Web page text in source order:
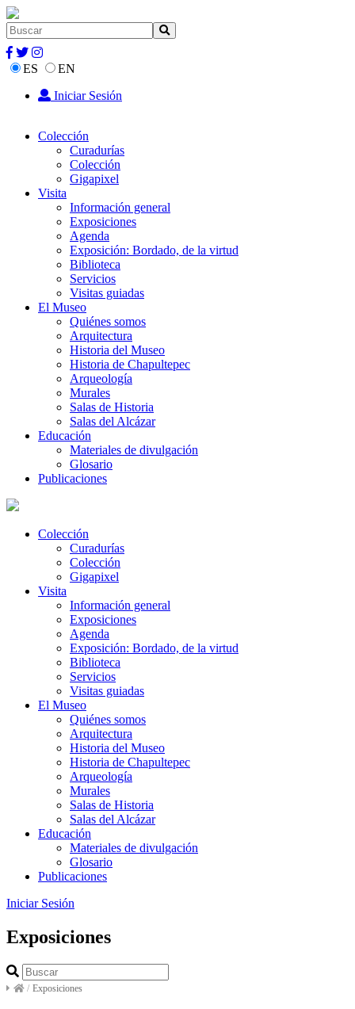
ES
EN
Iniciar Sesión
Colección
Curadurías
Colección
Gigapixel
Visita
Información general
Exposiciones
Agenda
Exposición: Bordado, de la virtud
Biblioteca
Servicios
Visitas guiadas
El Museo
Quiénes somos
Arquitectura
Historia del Museo
Historia de Chapultepec
Arqueología
Murales
Salas de Historia
Salas del Alcázar
Educación
Materiales de divulgación
Glosario
Publicaciones
Colección
Curadurías
Colección
Gigapixel
Visita
Información general
Exposiciones
Agenda
Exposición: Bordado, de la virtud
Biblioteca
Servicios
Visitas guiadas
El Museo
Quiénes somos
Arquitectura
Historia del Museo
Historia de Chapultepec
Arqueología
Murales
Salas de Historia
Salas del Alcázar
Educación
Materiales de divulgación
Glosario
Publicaciones
Iniciar Sesión
Exposiciones
/ Exposiciones